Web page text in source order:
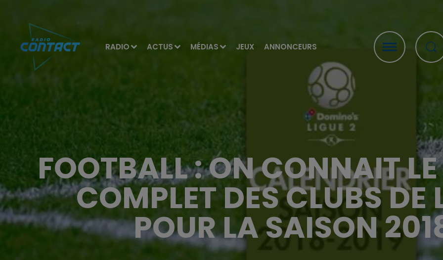
RADIO ACTUS MÉDIAS JEUX ANNONCEURS
FOOTBALL : ON CONNAIT
COMPLET DES CLUBS DE
POUR LA SAISON